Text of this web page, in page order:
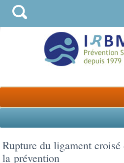
Rupture du ligament croisé
la prévention